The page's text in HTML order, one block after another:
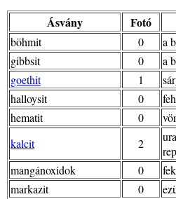
Ásvány Fotó
böhmit 0
a
gibbsit
0
a
goethit
1
halloysit
0
hematit
0
kalcit
2
mangánoxidok
0
markazit
0